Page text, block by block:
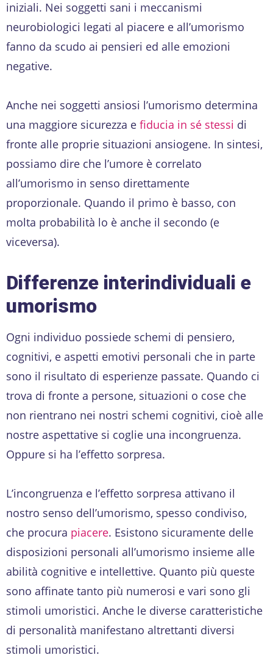
iniziali. Nei soggetti sani i meccanismi
neurobiologici legati al piacere e all’umorismo
fanno da scudo ai pensieri ed alle emozioni
negative.
Anche nei soggetti ansiosi l’umorismo determina
una maggiore sicurezza e fiducia in sé stessi di
fronte alle proprie situazioni ansiogene. In sintesi,
possiamo dire che l’umore è correlato
all’umorismo in senso direttamente
proporzionale. Quando il primo è basso, con
molta probabilità lo è anche il secondo (e
viceversa).
Differenze interindividuali e
umorismo
Ogni individuo possiede schemi di pensiero,
cognitivi, e aspetti emotivi personali che in parte
sono il risultato di esperienze passate. Quando ci
trova di fronte a persone, situazioni o cose che
non rientrano nei nostri schemi cognitivi, cioè alle
nostre aspettative si coglie una incongruenza.
Oppure si ha l’effetto sorpresa.
L’incongruenza e l’effetto sorpresa attivano il
nostro senso dell’umorismo, spesso condiviso,
che procura piacere. Esistono sicuramente delle
disposizioni personali all’umorismo insieme alle
abilità cognitive e intellettive. Quanto più queste
sono affinate tanto più numerosi e vari sono gli
stimoli umoristici. Anche le diverse caratteristiche
di personalità manifestano altrettanti diversi
stimoli umoristici.